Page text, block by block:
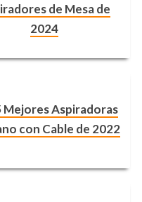
de Mesa de
2024
Mejores Aspiradoras
con Cable de 2022